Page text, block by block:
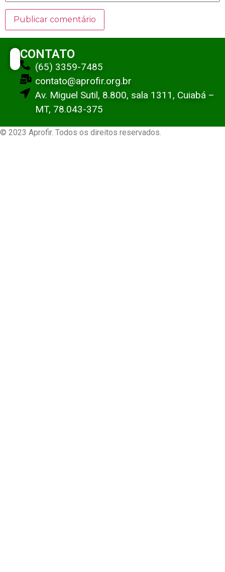
CONTATO
(65) 3359-7485
contato@aprofir.org.br
Av. Miguel Sutil, 8.800, sala 1311, Cuiabá –
MT, 78.043-375
© 2023 Aprofir. Todos os direitos reservados.